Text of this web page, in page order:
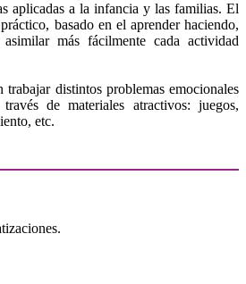
aplicadas a la infancia y las familias. El
basado en el aprender haciendo,
más fácilmente cada actividad
distintos problemas emocionales
de materiales atractivos: juegos,
etc.